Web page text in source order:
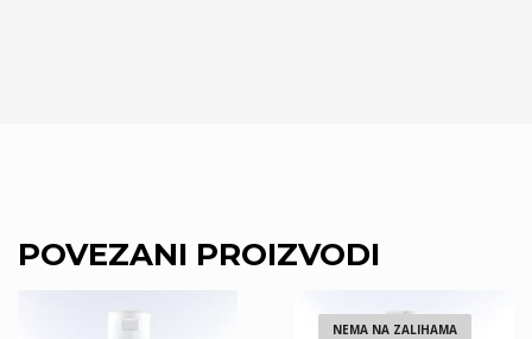
POVEZANI PROIZVODI
NEMA NA ZALIHAMA